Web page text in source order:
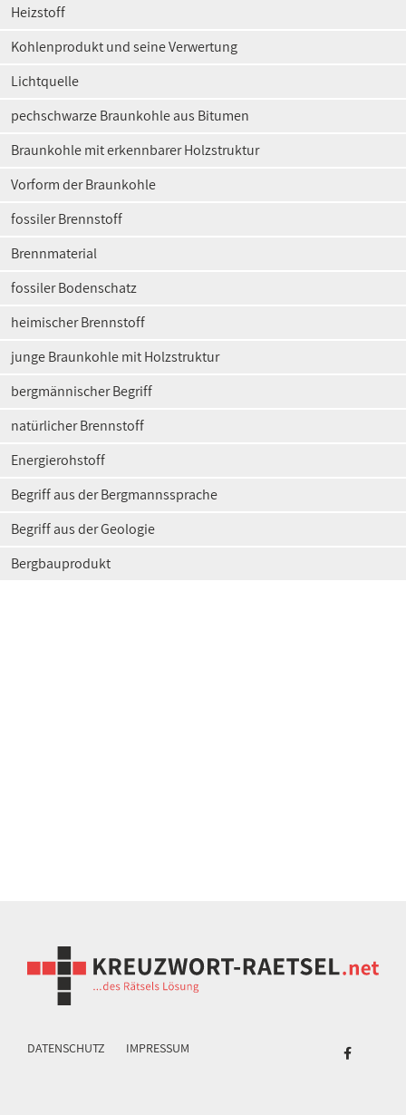
Heizstoff
Kohlenprodukt und seine Verwertung
Lichtquelle
pechschwarze Braunkohle aus Bitumen
Braunkohle mit erkennbarer Holzstruktur
Vorform der Braunkohle
fossiler Brennstoff
Brennmaterial
fossiler Bodenschatz
heimischer Brennstoff
junge Braunkohle mit Holzstruktur
bergmännischer Begriff
natürlicher Brennstoff
Energierohstoff
Begriff aus der Bergmannssprache
Begriff aus der Geologie
Bergbauprodukt
DATENSCHUTZ IMPRESSUM